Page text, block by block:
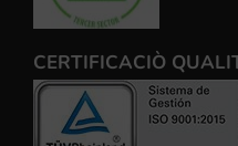
CERTIFICACIÒ